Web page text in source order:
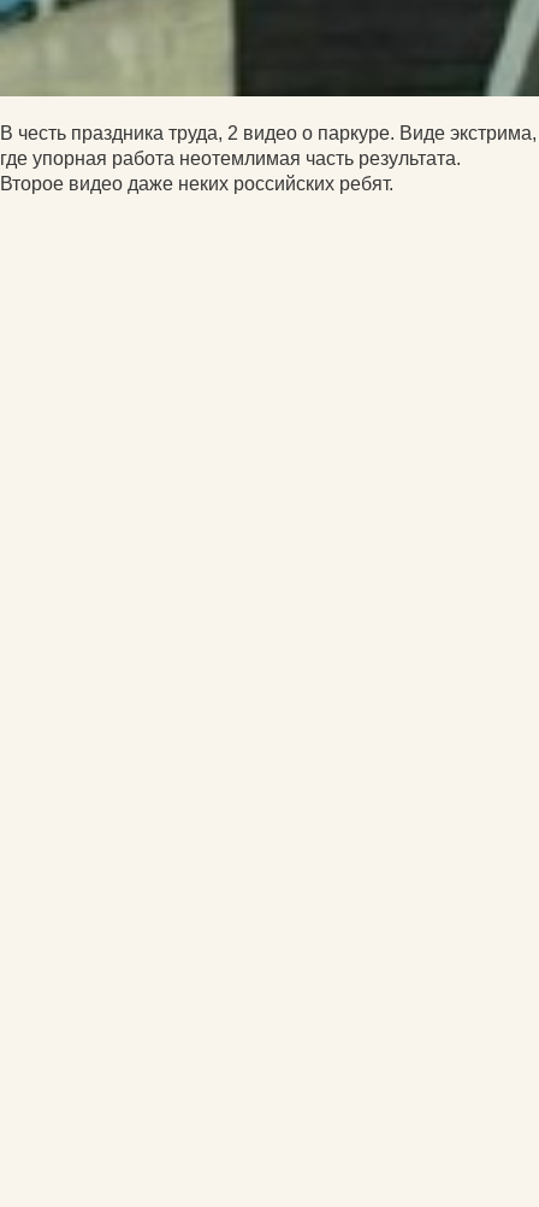
В честь праздника труда, 2 видео о паркуре. Виде экстрима,
где упорная работа неотемлимая часть результата.
Второе видео даже неких российских ребят.